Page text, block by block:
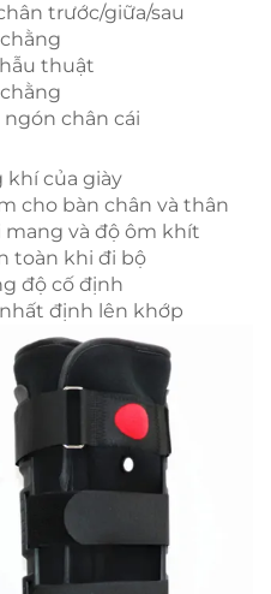
trước/giữa/sau
thuật
chân cái
khí của giày
cho bàn chân và thân
mang và độ ôm khít
toàn khi đi bộ
độ cố định
định lên khớp